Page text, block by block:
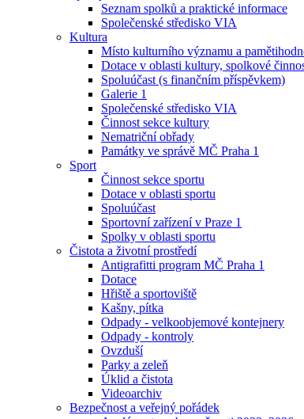
Seznam spolků a praktické informace
Společenské středisko VIA
Kultura
Místo kulturního významu a
Dotace v oblasti kultury, spolkové
Spoluúčast (s finančním příspěvkem)
Galerie 1
Společenské středisko VIA
Činnost sekce kultury
Nematriční obřady
Památky ve správě MČ Praha 1
Sport
Činnost sekce sportu
Dotace v oblasti sportu
Spoluúčast
Sportovní zařízení v Praze 1
Spolky v oblasti sportu
Čistota a životní prostředí
Antigrafitti program MČ Praha 1
Dotace
Hřiště a sportoviště
Kašny, pítka
Odpady - velkoobjemové kontejnery
Odpady - kontroly
Ovzduší
Parky a zeleň
Úklid a čistota
Videoarchiv
Bezpečnost a veřejný pořádek